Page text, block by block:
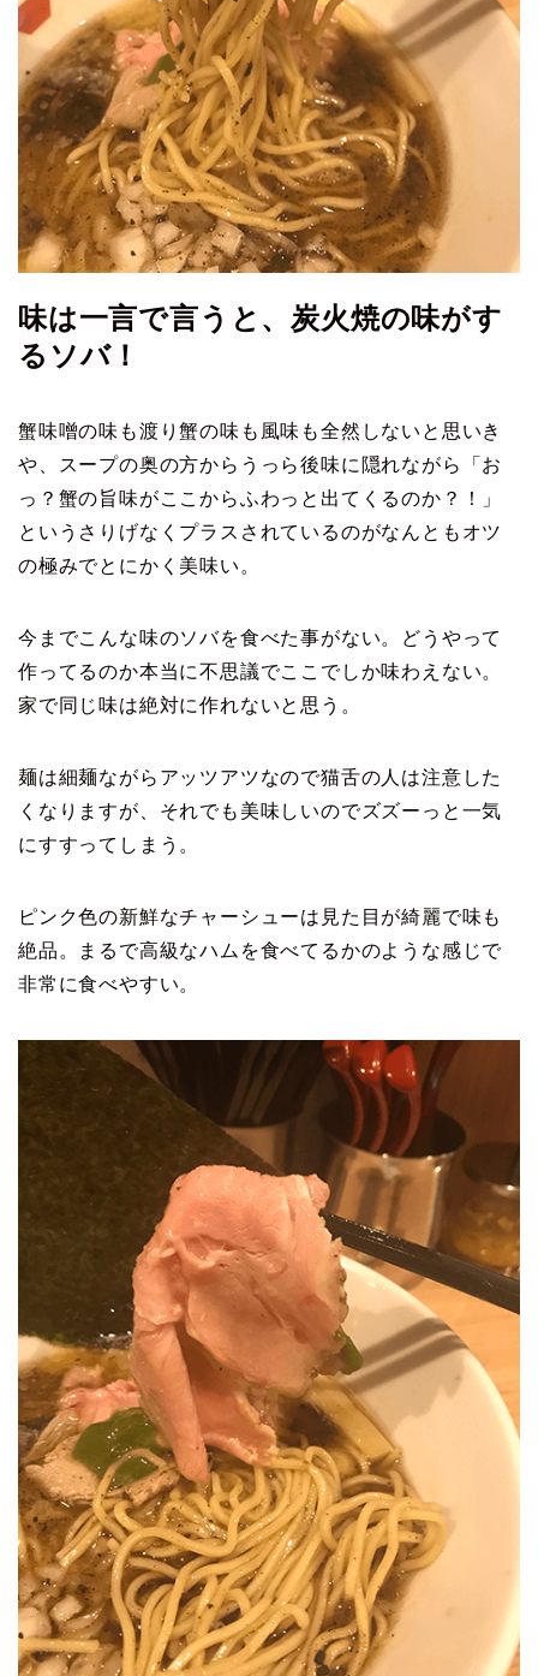
味は一言で言うと、炭火焼の味がす
るソバ！
蟹味噌の味も渡り蟹の味も風味も全然しないと思いき
や、スープの奥の方からうっら後味に隠れながら「お
っ？蟹の旨味がここからふわっと出てくるのか？！」
というさりげなくプラスされているのがなんともオツ
の極みでとにかく美味い。
今までこんな味のソバを食べた事がない。どうやって
作ってるのか本当に不思議でここでしか味わえない。
家で同じ味は絶対に作れないと思う。
麺は細麺ながらアッツアツなので猫舌の人は注意した
くなりますが、それでも美味しいのでズズーっと一気
にすすってしまう。
ピンク色の新鮮なチャーシューは見た目が綺麗で味も
絶品。まるで高級なハムを食べてるかのような感じで
非常に食べやすい。